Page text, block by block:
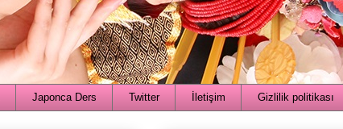
Japonca Ders Twitter İletişim Gizlilik politikası